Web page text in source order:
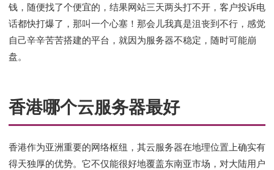
钱，随便找了个便宜的，结果网站三天两头打不开，客户投诉电
话都快打爆了，那叫一个心塞！那会儿我真是沮丧到不行，感觉
自己辛辛苦苦搭建的平台，就因为服务器不稳定，随时可能崩
盘。
香港哪个云服务器最好
香港作为亚洲重要的网络枢纽，其云服务器在地理位置上确实有
得天独厚的优势。它不仅能很好地覆盖东南亚市场，对大陆用户